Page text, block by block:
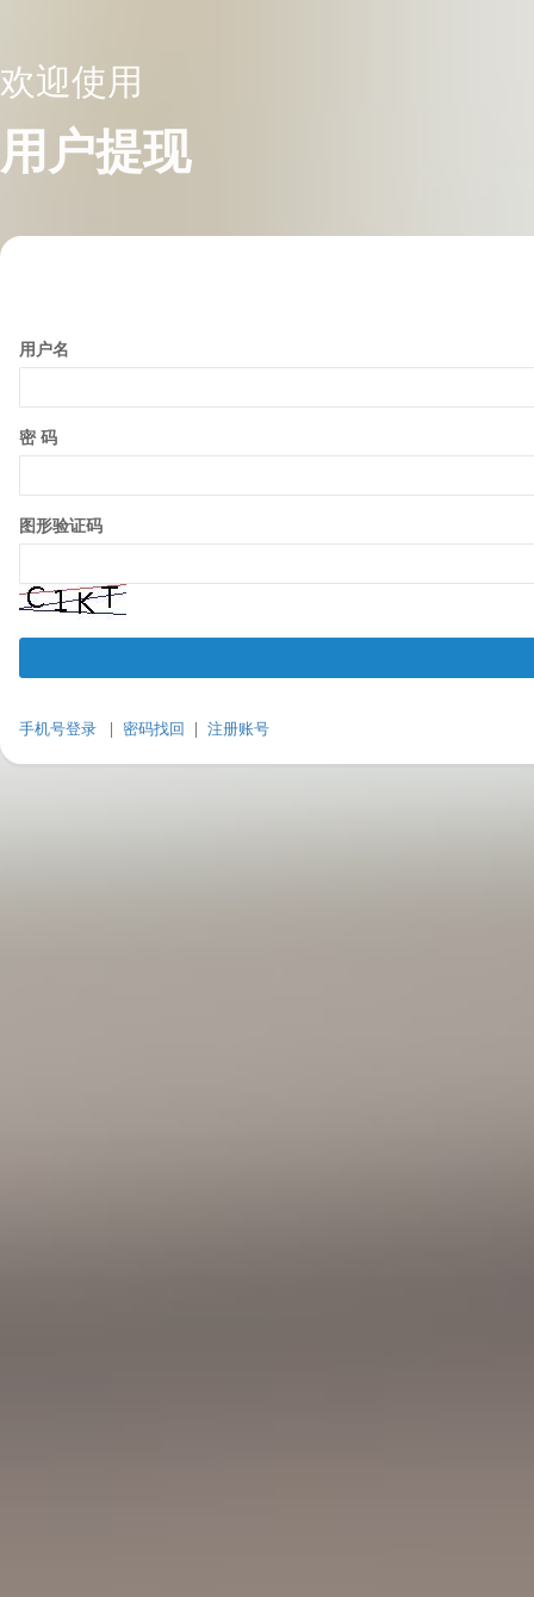
欢迎使用
用户提现
用户名
密 码
图形验证码
手机号登录 | 密码找回 | 注册账号